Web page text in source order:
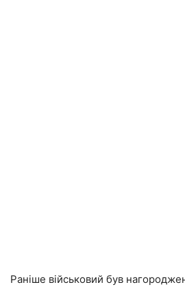
Раніше військовий був